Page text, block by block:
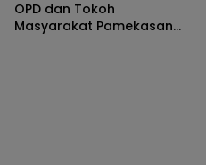
OPD dan Tokoh
Masyarakat Pamekasan